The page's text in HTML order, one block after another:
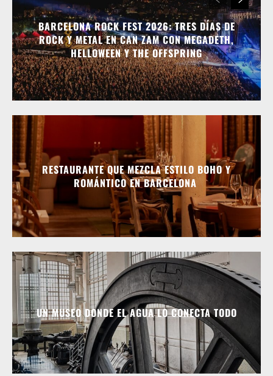
BARCELONA ROCK FEST 2026: TRES DÍAS DE
ROCK Y METAL EN CAN ZAM CON MEGADETH,
HELLOWEEN Y THE OFFSPRING
RESTAURANTE QUE MEZCLA ESTILO BOHO Y
ROMÁNTICO EN BARCELONA
UN MUSEO DONDE EL AGUA LO CONECTA TODO